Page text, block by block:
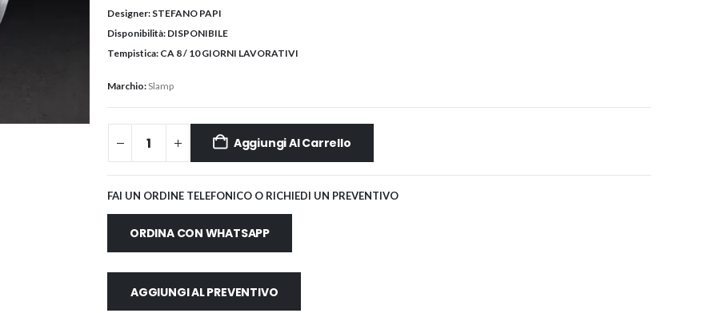
Designer: STEFANO PAPI
Disponibilità: DISPONIBILE
Tempistica: CA 8 / 10 GIORNI LAVORATIVI
Marchio:Slamp
Aggiungi Al Carrello
FAI UN ORDINE TELEFONICO O RICHIEDI UN PREVENTIVO
ORDINA CON WHATSAPP
AGGIUNGI AL PREVENTIVO